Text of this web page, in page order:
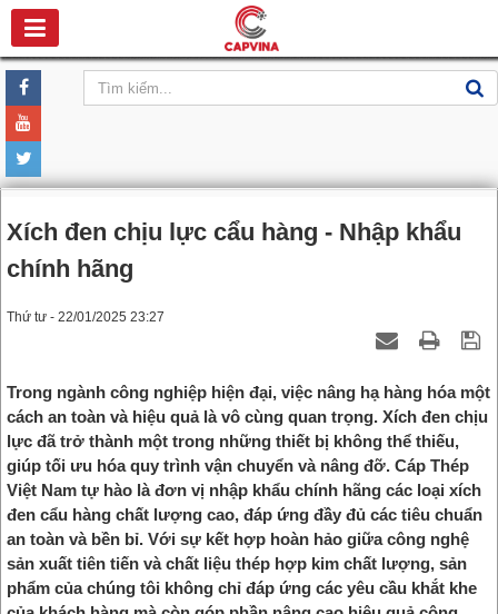
Xích đen chịu lực cẩu hàng - Nhập khẩu
chính hãng
Thứ tư - 22/01/2025 23:27
Trong ngành công nghiệp hiện đại, việc nâng hạ hàng hóa một
cách an toàn và hiệu quả là vô cùng quan trọng. Xích đen chịu
lực đã trở thành một trong những thiết bị không thể thiếu,
giúp tối ưu hóa quy trình vận chuyển và nâng đỡ. Cáp Thép
Việt Nam tự hào là đơn vị nhập khẩu chính hãng các loại xích
đen cẩu hàng chất lượng cao, đáp ứng đầy đủ các tiêu chuẩn
an toàn và bền bỉ. Với sự kết hợp hoàn hảo giữa công nghệ
sản xuất tiên tiến và chất liệu thép hợp kim chất lượng, sản
phẩm của chúng tôi không chỉ đáp ứng các yêu cầu khắt khe